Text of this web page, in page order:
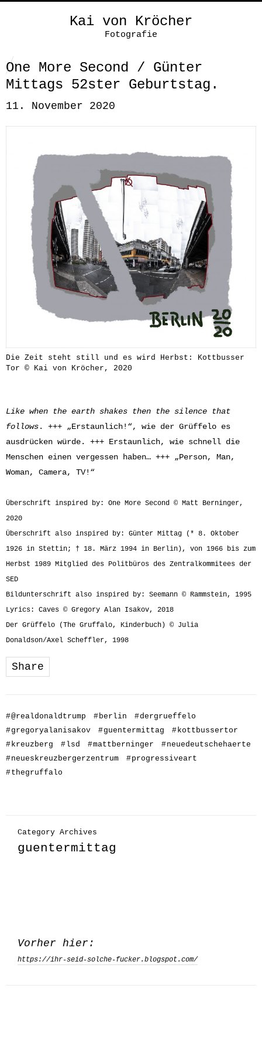
Kai von Kröcher
Fotografie
One More Second / Günter
Mittags 52ster Geburtstag.
11. November 2020
Die Zeit steht still und es wird Herbst: Kottbusser
Tor © Kai von Kröcher, 2020
Like when the earth shakes then the silence that
follows. +++ „Erstaunlich!“, wie der Grüffelo es
ausdrücken würde. +++ Erstaunlich, wie schnell die
Menschen einen vergessen haben… +++ „Person, Man,
Woman, Camera, TV!“
Überschrift inspired by: One More Second © Matt Berninger,
2020
Überschrift also inspired by: Günter Mittag (* 8. Oktober
1926 in Stettin; † 18. März 1994 in Berlin), von 1966 bis zum
Herbst 1989 Mitglied des Politbüros des Zentralkommitees der
SED
Bildunterschrift also inspired by: Seemann © Rammstein, 1995
Lyrics: Caves © Gregory Alan Isakov, 2018
Der Grüffelo (The Gruffalo, Kinderbuch) © Julia
Donaldson/Axel Scheffler, 1998
Share
#@realdonaldtrump #berlin #dergrueffelo
#gregoryalanisakov #guentermittag #kottbussertor
#kreuzberg #lsd #mattberninger #neuedeutschehaerte
#neueskreuzbergerzentrum #progressiveart
#thegruffalo
Category Archives
guentermittag
Vorher hier:
https://ihr-seid-solche-fucker.blogspot.com/